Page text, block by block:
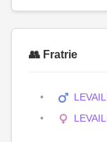
👥 Fratrie